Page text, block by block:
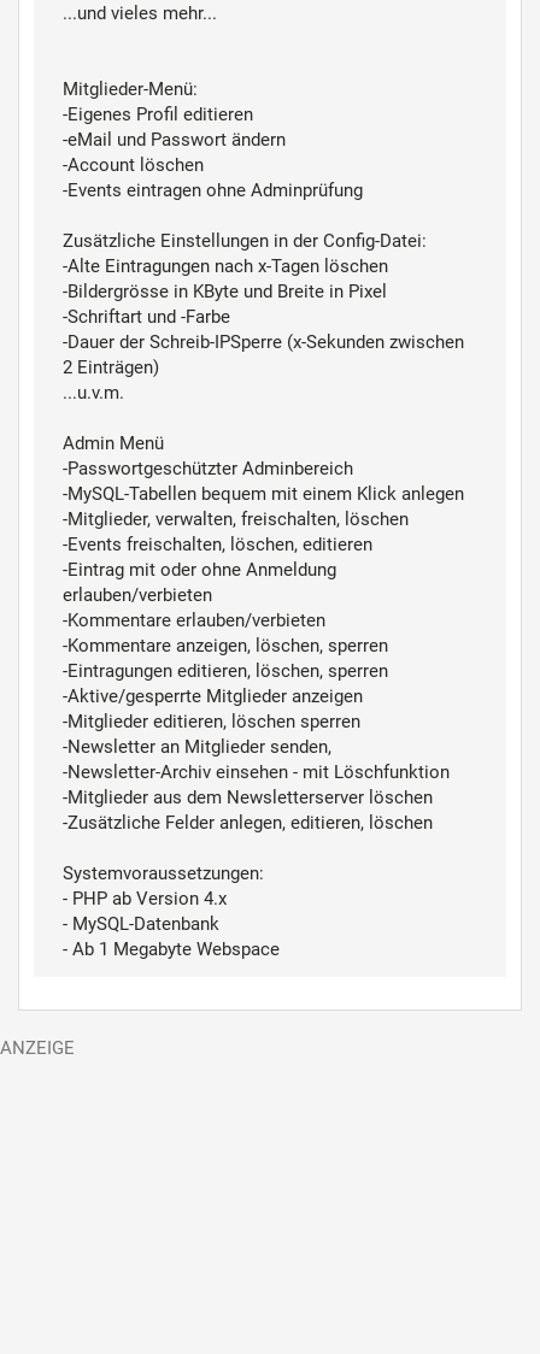
...und vieles mehr...
Mitglieder-Menü:
-Eigenes Profil editieren
-eMail und Passwort ändern
-Account löschen
-Events eintragen ohne Adminprüfung
Zusätzliche Einstellungen in der Config-Datei:
-Alte Eintragungen nach x-Tagen löschen
-Bildergrösse in KByte und Breite in Pixel
-Schriftart und -Farbe
-Dauer der Schreib-IPSperre (x-Sekunden zwischen
2 Einträgen)
...u.v.m.
Admin Menü
-Passwortgeschützter Adminbereich
-MySQL-Tabellen bequem mit einem Klick anlegen
-Mitglieder, verwalten, freischalten, löschen
-Events freischalten, löschen, editieren
-Eintrag mit oder ohne Anmeldung
erlauben/verbieten
-Kommentare erlauben/verbieten
-Kommentare anzeigen, löschen, sperren
-Eintragungen editieren, löschen, sperren
-Aktive/gesperrte Mitglieder anzeigen
-Mitglieder editieren, löschen sperren
-Newsletter an Mitglieder senden,
-Newsletter-Archiv einsehen - mit Löschfunktion
-Mitglieder aus dem Newsletterserver löschen
-Zusätzliche Felder anlegen, editieren, löschen
Systemvoraussetzungen:
- PHP ab Version 4.x
- MySQL-Datenbank
- Ab 1 Megabyte Webspace